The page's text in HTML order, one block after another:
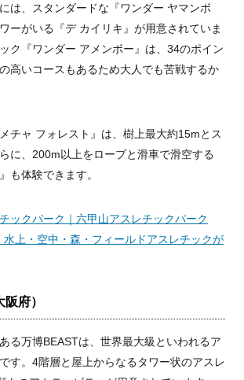
は、スタンダードな『ワンダー ヤマンボ
ーがいる『デ カイリキ』が用意されていま
ク『ワンダー アメンボー』は、34のポイン
高いコースもあるため大人でも苦戦するか
チャ フォレスト』は、樹上最大約15mとス
に、200m以上をロープと滑車で滑空する
も体験できます。
ックパーク｜六甲山アスレチックパーク
水上・空中・森・フィールドアスレチックが
府）
る万博BEASTは、世界最大級といわれるア
す。4階層と屋上からなるタワー状のアスレ